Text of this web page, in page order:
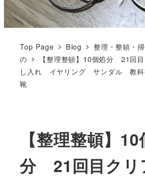
Top Page Blog 整理・整頓・
の
【整理整頓】10個処分 21回
し入れ イヤリング サンダル 教
靴
【整理整頓】
分 21回目ク